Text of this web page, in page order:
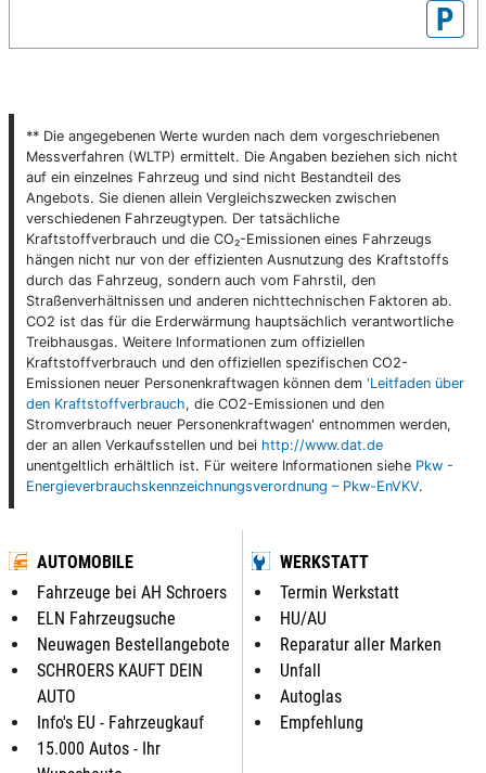
P
** Die angegebenen Werte wurden nach dem vorgeschriebenen
Messverfahren (WLTP) ermittelt. Die Angaben beziehen sich nicht
auf ein einzelnes Fahrzeug und sind nicht Bestandteil des
Angebots. Sie dienen allein Vergleichszwecken zwischen
verschiedenen Fahrzeugtypen. Der tatsächliche
Kraftstoffverbrauch und die CO₂-Emissionen eines Fahrzeugs
hängen nicht nur von der effizienten Ausnutzung des Kraftstoffs
durch das Fahrzeug, sondern auch vom Fahrstil, den
Straßenverhältnissen und anderen nichttechnischen Faktoren ab.
CO2 ist das für die Erderwärmung hauptsächlich verantwortliche
Treibhausgas. Weitere Informationen zum offiziellen
Kraftstoffverbrauch und den offiziellen spezifischen CO2-
Emissionen neuer Personenkraftwagen können dem 'Leitfaden über
den Kraftstoffverbrauch, die CO2-Emissionen und den
Stromverbrauch neuer Personenkraftwagen' entnommen werden,
der an allen Verkaufsstellen und bei http://www.dat.de
unentgeltlich erhältlich ist. Für weitere Informationen siehe Pkw -
Energieverbrauchskennzeichnungsverordnung – Pkw-EnVKV.
AUTOMOBILE
Fahrzeuge bei AH Schroers
ELN Fahrzeugsuche
Neuwagen Bestellangebote
SCHROERS KAUFT DEIN
AUTO
Info's EU - Fahrzeugkauf
15.000 Autos - Ihr
WERKSTATT
Termin Werkstatt
HU/AU
Reparatur aller Marken
Unfall
Autoglas
Empfehlung